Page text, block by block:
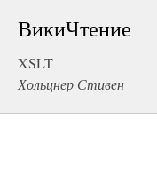
ВикиЧтение
XSLT
Хольцнер Стивен